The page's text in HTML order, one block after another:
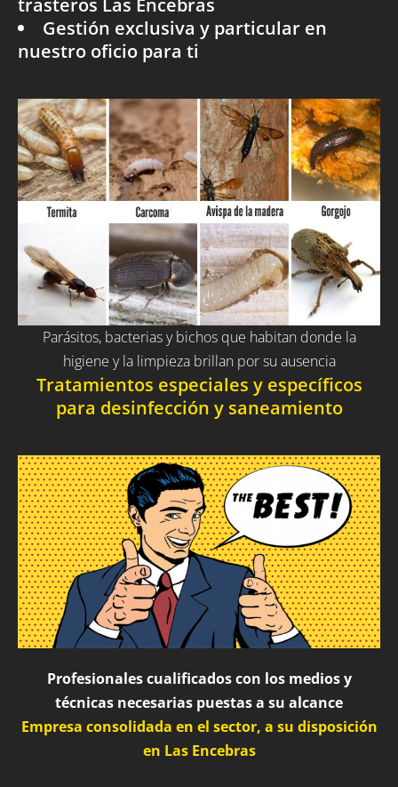
trasteros Las Encebras
Gestión exclusiva y particular en
nuestro oficio para ti
Parásitos, bacterias y bichos que habitan donde la
higiene y la limpieza brillan por su ausencia
Tratamientos especiales y específicos
para desinfección y saneamiento
Profesionales cualificados con los medios y
técnicas necesarias puestas a su alcance
Empresa consolidada en el sector, a su disposición
en Las Encebras